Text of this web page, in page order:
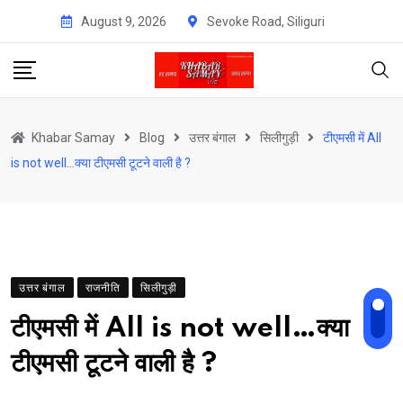
content
August 9, 2026 Sevoke Road, Siliguri
Khabar Samay Blog उत्तर बंगाल सिलीगुड़ी
टीएमसी में All
is not well…क्या टीएमसी टूटने वाली है ?
उत्तर बंगाल राजनीति सिलीगुड़ी
टीएमसी में All is not well…क्या
टीएमसी टूटने वाली है ?